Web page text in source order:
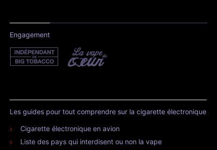
Engagement
Les guides pour tout comprendre sur la cigarette électronique
Cigarette électronique en avion
Liste des pays qui interdisent ou non la vape